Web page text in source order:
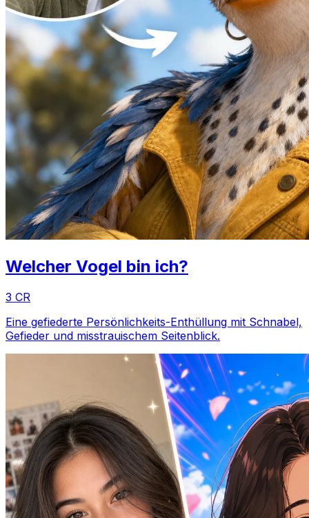
Welcher Vogel bin ich?
3 CR
Eine gefiederte Persönlichkeits-Enthüllung mit Schnabel,
Gefieder und misstrauischem Seitenblick.